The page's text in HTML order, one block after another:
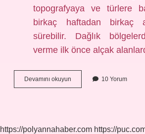
topografyaya ve türlere
birkaç haftadan birkaç
sürebilir. Dağlık
verme ilk önce alçak
Devamını okuyun
Göbeği
10 Yorum
https://polyannahaber.com https://